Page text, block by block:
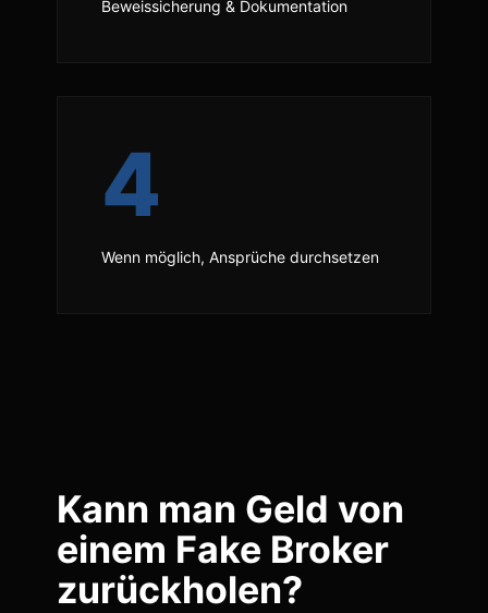
Beweissicherung & Dokumentation
4
Wenn möglich, Ansprüche durchsetzen
Kann man Geld von
einem Fake Broker
zurückholen?